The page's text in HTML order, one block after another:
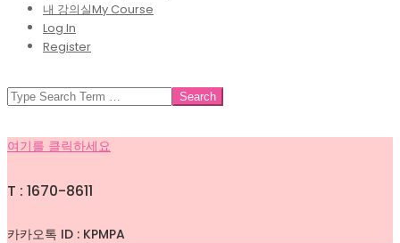
내 강의실My Course
Log In
Register
SEARCH
여기를 클릭하세요
T : 1670-8611
카카오톡 ID : KPMPA